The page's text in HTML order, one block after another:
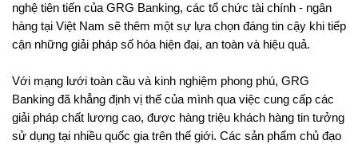
nghệ tiên tiến của GRG Banking, các tổ chức tài chính - ngân
hàng tại Việt Nam sẽ thêm một sự lựa chọn đáng tin cậy khi tiếp
cận những giải pháp số hóa hiện đại, an toàn và hiệu quả.
Với mạng lưới toàn cầu và kinh nghiệm phong phú, GRG
Banking đã khẳng định vị thế của mình qua việc cung cấp các
giải pháp chất lượng cao, được hàng triệu khách hàng tin tưởng
sử dụng tại nhiều quốc gia trên thế giới. Các sản phẩm chủ đạo